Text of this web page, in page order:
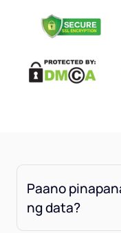
Paano
ng data?